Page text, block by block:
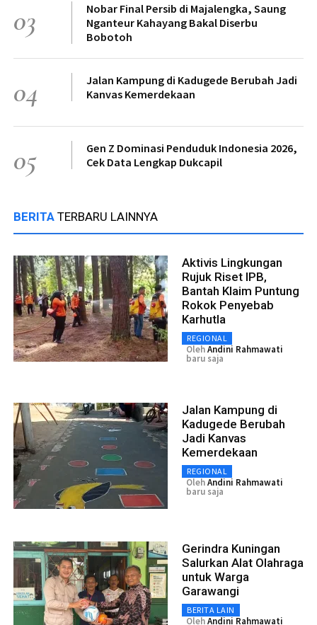
03
Nobar Final Persib di Majalengka, Saung
Nganteur Kahayang Bakal Diserbu
Bobotoh
04
Jalan Kampung di Kadugede Berubah Jadi
Kanvas Kemerdekaan
05
Gen Z Dominasi Penduduk Indonesia 2026,
Cek Data Lengkap Dukcapil
BERITA TERBARU LAINNYA
Aktivis Lingkungan
Rujuk Riset IPB,
Bantah Klaim Puntung
Rokok Penyebab
Karhutla
REGIONAL
OlehAndini Rahmawati
baru saja
Jalan Kampung di
Kadugede Berubah
Jadi Kanvas
Kemerdekaan
REGIONAL
OlehAndini Rahmawati
baru saja
Gerindra Kuningan
Salurkan Alat Olahraga
untuk Warga
Garawangi
BERITA LAIN
OlehAndini Rahmawati